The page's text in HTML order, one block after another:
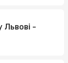
Львові -